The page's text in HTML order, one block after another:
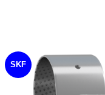
SKF